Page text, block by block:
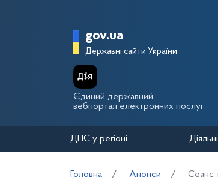
Головна
gov.ua
Державні сайти України
Єдиний державний
вебпортал електронних послуг
ДПС у регіоні
Головна Анонси Сеанс